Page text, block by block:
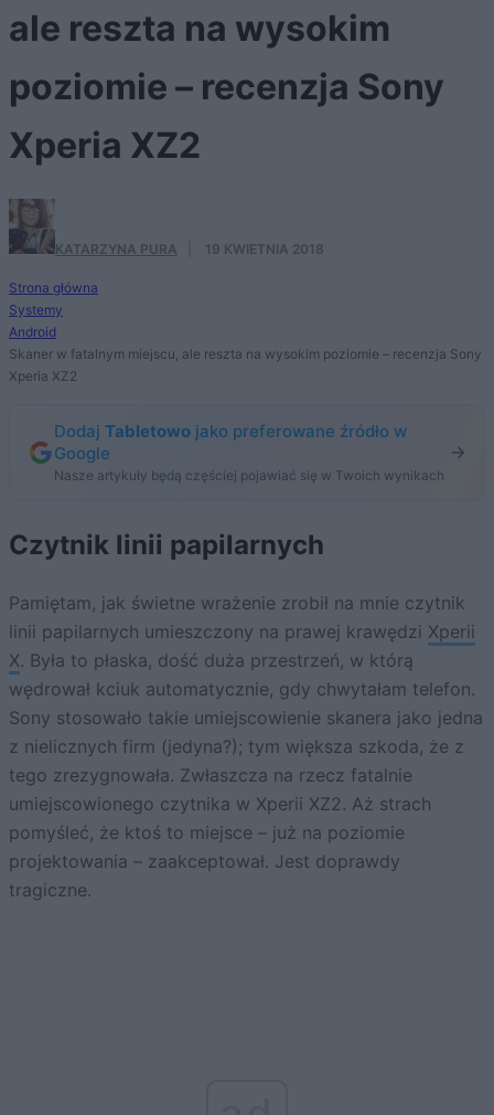
ale reszta na wysokim
poziomie – recenzja Sony
Xperia XZ2
KATARZYNA PURA 19 KWIETNIA 2018
Strona główna
Systemy
Android
Skaner w fatalnym miejscu, ale reszta na wysokim poziomie – recenzja Sony
Xperia XZ2
Dodaj Tabletowo jako preferowane źródło w
Google
Nasze artykuły będą częściej pojawiać się w Twoich wynikach
Czytnik linii papilarnych
Pamiętam, jak świetne wrażenie zrobił na mnie czytnik
linii papilarnych umieszczony na prawej krawędzi Xperii
X. Była to płaska, dość duża przestrzeń, w którą
wędrował kciuk automatycznie, gdy chwytałam telefon.
Sony stosowało takie umiejscowienie skanera jako jedna
z nielicznych firm (jedyna?); tym większa szkoda, że z
tego zrezygnowała. Zwłaszcza na rzecz fatalnie
umiejscowionego czytnika w Xperii XZ2. Aż strach
pomyśleć, że ktoś to miejsce – już na poziomie
projektowania – zaakceptował. Jest doprawdy
tragiczne.